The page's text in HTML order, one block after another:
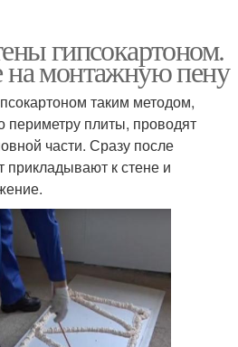
гипсокартоном.
на монтажную пену
таким методом,
периметру плиты, проводят
части. Сразу после
прикладывают к стене и